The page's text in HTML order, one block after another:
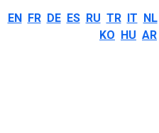
EN FR DE ES RU TR IT NL
KO HU AR